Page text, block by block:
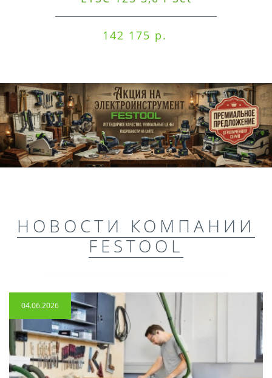
142 175 р.
НОВОСТИ КОМПАНИИ
FESTOOL
04.06.2026